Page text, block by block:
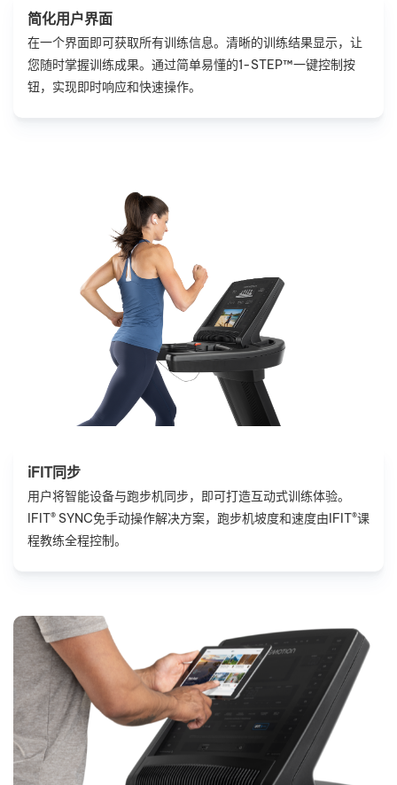
简化用户界面
在一个界面即可获取所有训练信息。清晰的训练结果显示，让
您随时掌握训练成果。通过简单易懂的1-STEP™一键控制按
钮，实现即时响应和快速操作。
iFIT同步
用户将智能设备与跑步机同步，即可打造互动式训练体验。
IFIT® SYNC免手动操作解决方案，跑步机坡度和速度由IFIT®课
程教练全程控制。